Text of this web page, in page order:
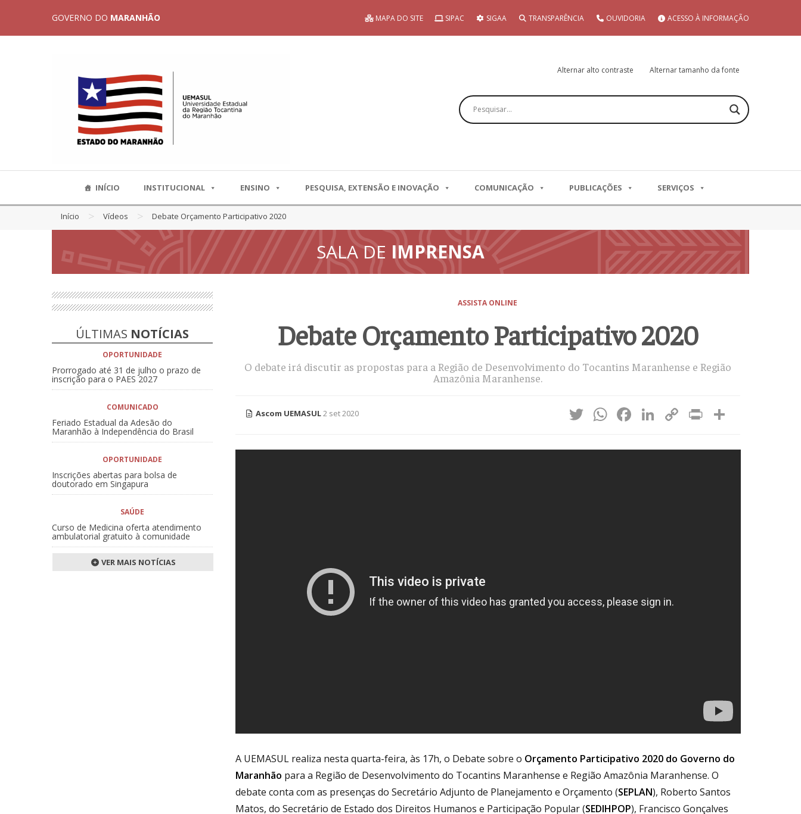
GOVERNO DO MARANHÃO MAPA DO SITE SIPAC SIGAA TRANSPARÊNCIA OUVIDORIA ACESSO À INFORMAÇÃO
Alternar alto contraste Alternar tamanho da fonte
Pesquisar
INÍCIO INSTITUCIONAL ENSINO PESQUISA, EXTENSÃO E INOVAÇÃO COMUNICAÇÃO PUBLICAÇÕES SERVIÇOS
Início > Vídeos > Debate Orçamento Participativo 2020
SALA DE IMPRENSA
ÚLTIMAS NOTÍCIAS
OPORTUNIDADE
Prorrogado até 31 de julho o prazo de
inscrição para o PAES 2027
COMUNICADO
Feriado Estadual da Adesão do
Maranhão à Independência do Brasil
OPORTUNIDADE
Inscrições abertas para bolsa de
doutorado em Singapura
SAÚDE
Curso de Medicina oferta atendimento
ambulatorial gratuito à comunidade
VER MAIS NOTÍCIAS
ASSISTA ONLINE
Debate Orçamento Participativo 2020
O debate irá discutir as propostas para a Região de Desenvolvimento do Tocantins Maranhense e Região
Amazônia Maranhense.
Ascom UEMASUL2 set 2020 Twitter
WhatsApp
Facebook
LinkedIn
CopyPrint
A UEMASUL realiza nesta quarta-feira, às 17h, o Debate sobre o Orçamento Participativo 2020 do Governo do
Maranhão para a Região de Desenvolvimento do Tocantins Maranhense e Região Amazônia Maranhense. O
debate conta com as presenças do Secretário Adjunto de Planejamento e Orçamento (SEPLAN), Roberto Santos
Matos, do Secretário de Estado dos Direitos Humanos e Participação Popular (SEDIHPOP), Francisco Gonçalves